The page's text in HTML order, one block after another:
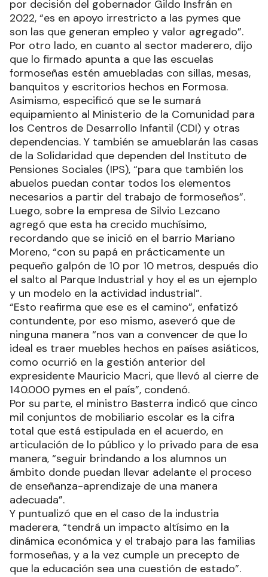
por decisión del gobernador Gildo Insfrán en
2022, “es en apoyo irrestricto a las pymes que
son las que generan empleo y valor agregado”.
Por otro lado, en cuanto al sector maderero, dijo
que lo firmado apunta a que las escuelas
formoseñas estén amuebladas con sillas, mesas,
banquitos y escritorios hechos en Formosa.
Asimismo, especificó que se le sumará
equipamiento al Ministerio de la Comunidad para
los Centros de Desarrollo Infantil (CDI) y otras
dependencias. Y también se amueblarán las casas
de la Solidaridad que dependen del Instituto de
Pensiones Sociales (IPS), “para que también los
abuelos puedan contar todos los elementos
necesarios a partir del trabajo de formoseños”.
Luego, sobre la empresa de Silvio Lezcano
agregó que esta ha crecido muchísimo,
recordando que se inició en el barrio Mariano
Moreno, “con su papá en prácticamente un
pequeño galpón de 10 por 10 metros, después dio
el salto al Parque Industrial y hoy el es un ejemplo
y un modelo en la actividad industrial”.
“Esto reafirma que ese es el camino”, enfatizó
contundente, por eso mismo, aseveró que de
ninguna manera “nos van a convencer de que lo
ideal es traer muebles hechos en países asiáticos,
como ocurrió en la gestión anterior del
expresidente Mauricio Macri, que llevó al cierre de
140.000 pymes en el país”, condenó.
Por su parte, el ministro Basterra indicó que cinco
mil conjuntos de mobiliario escolar es la cifra
total que está estipulada en el acuerdo, en
articulación de lo público y lo privado para de esa
manera, “seguir brindando a los alumnos un
ámbito donde puedan llevar adelante el proceso
de enseñanza-aprendizaje de una manera
adecuada”.
Y puntualizó que en el caso de la industria
maderera, “tendrá un impacto altísimo en la
dinámica económica y el trabajo para las familias
formoseñas, y a la vez cumple un precepto de
que la educación sea una cuestión de estado”.